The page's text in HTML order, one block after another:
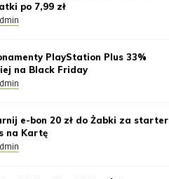
po 7,99 zł
PlayStation Plus 33%
na Black Friday
e-bon 20 zł do Żabki za starter
na Kartę